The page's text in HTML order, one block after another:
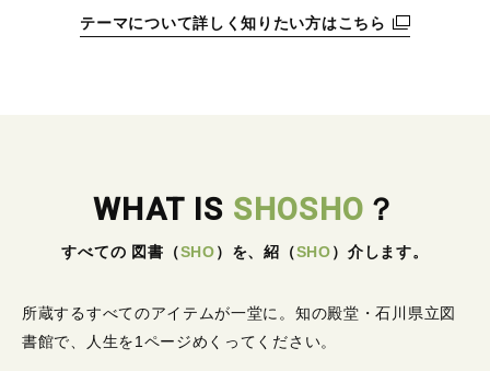
テーマについて詳しく知りたい方はこちら
WHAT IS SHOSHO ？
すべての 図書 （SHO） を、紹 （SHO） 介します。
所蔵するすべてのアイテムが一堂に。 知の殿堂・石川県立図
書館で、人生を1ページめくってください。